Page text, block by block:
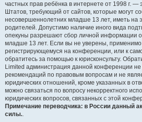
частных прав ребёнка в интернете от 1998 г.
Штатов, требующий от сайтов, которые могут
несовершеннолетних младше 13 лет, иметь на
родителей. Допустимо наличие иного вида
опекуны разрешают сбор личной информации
младше 13 лет. Если вы не уверены, применимо
регистрирующемуся на конференции, или к
обратитесь за помощью к юрисконсульту.
Limited администрация данной конференции
рекомендаций по правовым вопросам и не
юридических отношений, кроме указанных в
можно связаться по вопросу некорректного
юридических вопросов, связанных с этой
Примечание переводчика: в России данный
силы..